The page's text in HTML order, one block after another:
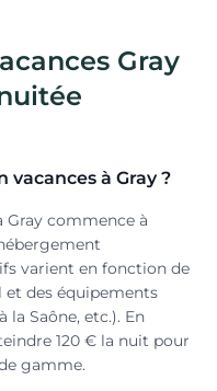
Gray
à Gray ?
Gray commence à
varient en fonction de
et des équipements
la Saône, etc.). En
120 € la nuit pour
gamme.